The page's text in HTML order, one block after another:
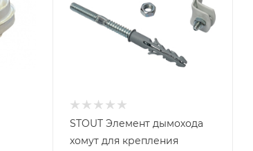
STOUT Элемент дымохода
хомут для крепления